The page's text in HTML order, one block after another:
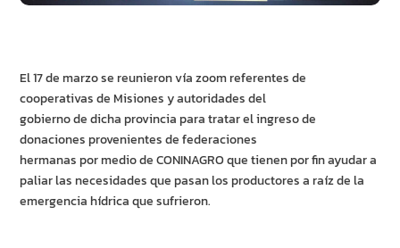
El 17 de marzo se reunieron vía zoom referentes de
cooperativas de Misiones y autoridades del
gobierno de dicha provincia para tratar el ingreso de
donaciones provenientes de federaciones
hermanas por medio de CONINAGRO que tienen por fin ayudar a
paliar las necesidades que pasan los productores a raíz de la
emergencia hídrica que sufrieron.